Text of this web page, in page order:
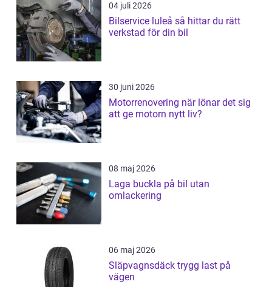
04 juli 2026
Bilservice luleå så hittar du rätt
verkstad för din bil
30 juni 2026
Motorrenovering när lönar det sig
att ge motorn nytt liv?
08 maj 2026
Laga buckla på bil utan
omlackering
06 maj 2026
Släpvagnsdäck trygg last på
vägen